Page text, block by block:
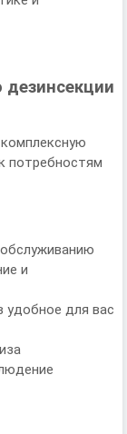
потребностям
и
удобное для вас